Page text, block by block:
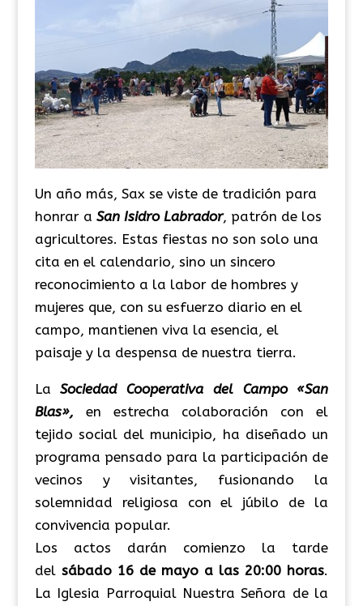
Un año más, Sax se viste de tradición para
honrar a San Isidro Labrador, patrón de los
agricultores. Estas fiestas no son solo una
cita en el calendario, sino un sincero
reconocimiento a la labor de hombres y
mujeres que, con su esfuerzo diario en el
campo, mantienen viva la esencia, el
paisaje y la despensa de nuestra tierra.
LaSociedad Cooperativa del Campo «San
Blas», en estrecha colaboración con el
tejido social del municipio, ha diseñado un
programa pensado para la participación de
vecinos y visitantes, fusionando la
solemnidad religiosa con el júbilo de la
convivencia popular.
Los actos darán comienzo la tarde
del sábado 16 de mayo a las 20:00 horas.
La Iglesia Parroquial Nuestra Señora de la